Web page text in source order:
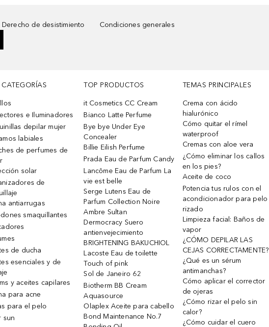
Derecho de desistimiento
Condiciones generales
e Iluminadores
depilar mujer
labiales
de perfumes de
solar
de
antiarrugas
smaquillantes
de ducha
esenciales y de
y aceites capilares
para acne
para el pelo
sun
TOP PRODUCTOS
it Cosmetics CC Cream
Bianco Latte Perfume
Bye bye Under Eye
Concealer
Billie Eilish Perfume
Prada Eau de Parfum Candy
Lancôme Eau de Parfum La
vie est belle
Serge Lutens Eau de
Parfum Collection Noire
Ambre Sultan
Dermocracy Suero
antienvejecimiento
BRIGHTENING BAKUCHIOL
Lacoste Eau de toilette
Touch of pink
Sol de Janeiro 62
Biotherm BB Cream
Aquasource
Olaplex Aceite para cabello
Bond Maintenance No.7
TEMAS PRINCIPALES
Crema con ácido
hialurónico
Cómo quitar el rímel
waterproof
Cremas con aloe vera
¿Cómo eliminar los callos
en los pies?
Aceite de coco
Potencia tus rulos con el
acondicionador para pelo
rizado
Limpieza facial: Baños de
vapor
¿CÓMO DEPILAR LAS
CEJAS CORRECTAMENTE?
¿Qué es un sérum
antimanchas?
Cómo aplicar el corrector
de ojeras
¿Cómo rizar el pelo sin
calor?
¿Cómo cuidar el cuero